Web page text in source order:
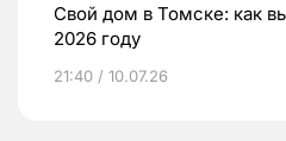
Свой дом в Томске: как
2026 году
21:40 / 10.07.26